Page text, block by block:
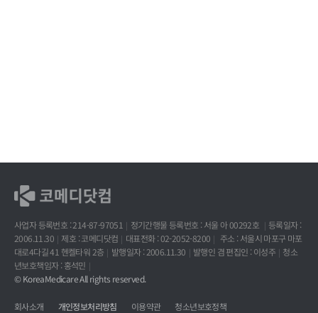
사업자 등록번호 : 214-87-97051 정기간행물 등록번호 : 서울 아 00292호
등록일자 :
2006.11.30
제호 : 코메디닷컴 대표전화 : 02-2052-8200
주소 : 서울시 마포구 마포
대로4다길 41 헨켈타워 2층
발행일자 : 2006.11.30 발행인 겸 편집인 : 이성주
청소
년보호책임자 : 홍석민
© KoreaMedicare All rights reserved.
회사소개 개인정보처리방침 이용약관 청소년보호정책